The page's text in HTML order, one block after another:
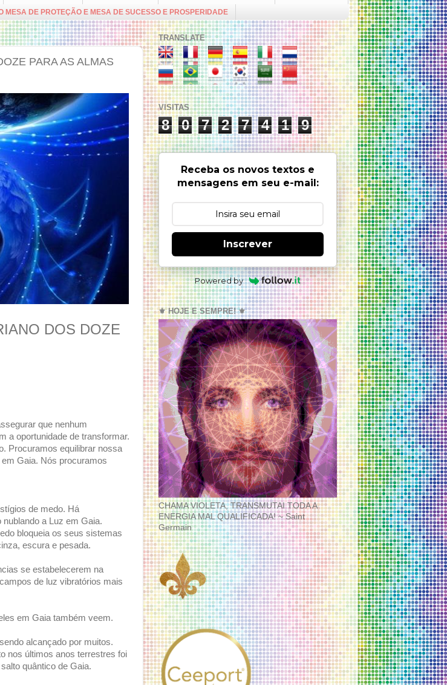
MESA DE PROTEÇÃO E MESA DE SUCESSO E PROSPERIDADE
PARA AS ALMAS
DOS DOZE
que nenhum
a oportunidade de transformar.
Procuramos equilibrar nossa
Gaia. Nós procuramos
de medo. Há
a Luz em Gaia.
bloqueia os seus sistemas
escura e pesada.
se estabelecerem na
de luz vibratórios mais
em Gaia também veem.
alcançado por muitos.
nos últimos anos terrestres foi
quântico de Gaia.
TRANSLATE
VISITAS
8 0 7 2 7 4 1 9
Receba os novos textos e
mensagens em seu e-mail:
Inscrever
Powered by
⚜️ HOJE E SEMPRE! ⚜️
CHAMA VIOLETA, TRANSMUTAI TODA A
ENERGIA MAL QUALIFICADA! ~ Saint
Germain